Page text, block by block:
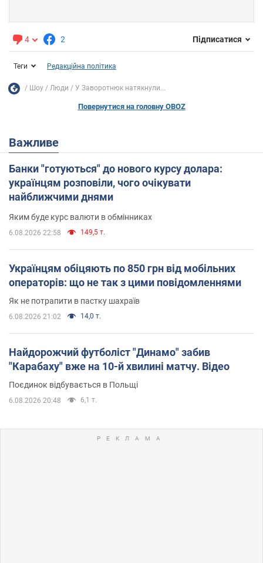
4 2 Підписатися
Теги Редакційна політика
Шоу Люди У Заворотнюк натякнули...
Повернутися на головну OBOZ
Важливе
Банки "готуються" до нового курсу долара:
українцям розповіли, чого очікувати
найближчими днями
Яким буде курс валюти в обмінниках
6.08.2026 22:58 149,5 т.
Українцям обіцяють по 850 грн від мобільних
операторів: що не так з цими повідомленнями
Як не потрапити в пастку шахраїв
6.08.2026 21:02 14,0 т.
Найдорожчий футболіст "Динамо" забив
"Карабаху" вже на 10-й хвилині матчу. Відео
Поєдинок відбувається в Польщі
6.08.2026 20:48 6,1 т.